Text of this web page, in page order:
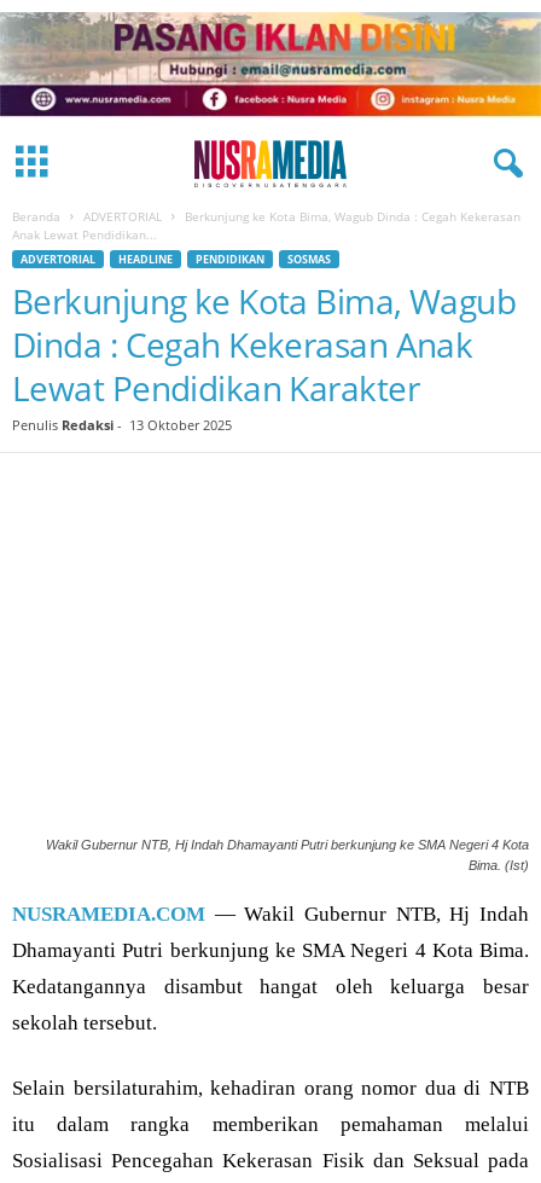
Beranda ADVERTORIAL
Berkunjung ke Kota Bima, Wagub Dinda : Cegah Kekerasan
Anak Lewat Pendidikan...
ADVERTORIAL HEADLINE PENDIDIKAN SOSMAS
Berkunjung ke Kota Bima, Wagub
Dinda : Cegah Kekerasan Anak
Lewat Pendidikan Karakter
Penulis Redaksi - 13 Oktober 2025
Wakil Gubernur NTB, Hj Indah Dhamayanti Putri berkunjung ke SMA Negeri 4 Kota
Bima. (Ist)
NUSRAMEDIA.COM — Wakil Gubernur NTB, Hj Indah
Dhamayanti Putri berkunjung ke SMA Negeri 4 Kota Bima.
Kedatangannya disambut hangat oleh keluarga besar
sekolah tersebut.
Selain bersilaturahim, kehadiran orang nomor dua di NTB
itu dalam rangka memberikan pemahaman melalui
Sosialisasi Pencegahan Kekerasan Fisik dan Seksual pada